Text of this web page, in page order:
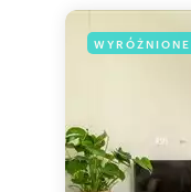
WYRÓŻNIONE